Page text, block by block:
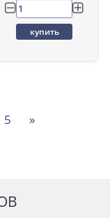
купить
5 »